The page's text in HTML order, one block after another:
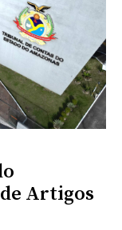
Artigos